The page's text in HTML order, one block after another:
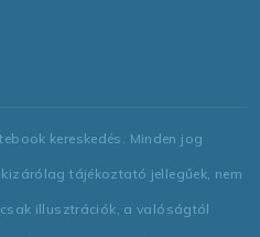
kereskedés. Minden jog
tájékoztató jellegűek, nem
csak illusztrációk, a valóságtól